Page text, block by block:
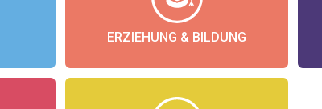
ERZIEHUNG & BILDUNG